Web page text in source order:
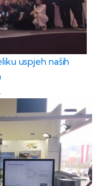
uspjeh naših